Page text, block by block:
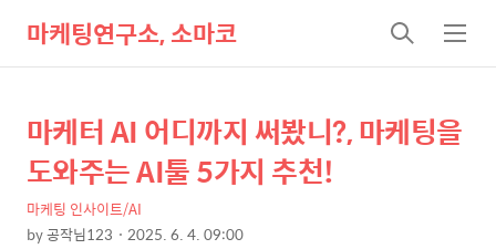
마케팅연구소, 소마코
검
색
메
뉴
상
세
컨
텐
본
제
목
마케터 AI 어디까지 써봤니?, 마케팅을
도와주는 AI툴 5가지 추천!
마케팅 인사이트/AI
by공작님123 2025. 6. 4. 09:00